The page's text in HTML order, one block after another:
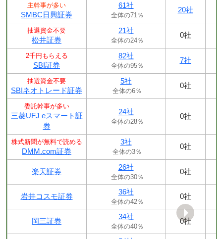
主幹事が多い
SMBC日興証券
61社
全体の71％
20社
抽選資金不要
松井証券
21社
全体の24％
0社
2千円もらえる
SBI証券
82社
全体の95％
7社
抽選資金不要
SBIネオトレード証券
5社
全体の6％
0社
委託幹事が多い
三菱UFJ eスマート証
券
24社
全体の28％
0社
株式新聞が無料で読める
DMM.com証券
3社
全体の3％
0社
楽天証券
26社
全体の30％
0社
岩井コスモ証券
36社
全体の42％
0社
岡三証券
34社
全体の40％
0社